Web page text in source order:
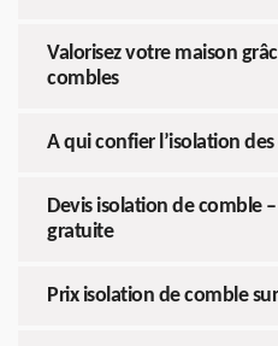
Valorisez votre maison
combles
A qui confier l’isolation
Devis isolation de comble
gratuite
Prix isolation de comble